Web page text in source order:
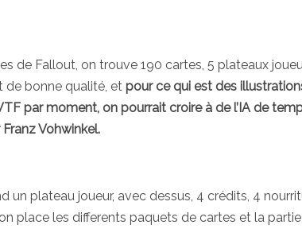
de Fallout, on trouve 190 cartes, 5 plateaux
bonne qualité, et pour ce qui est des
par moment, on pourrait croire à de l’IA de
Franz Vohwinkel.
un plateau joueur, avec dessus, 4 crédits, 4
place les differents paquets de cartes et la